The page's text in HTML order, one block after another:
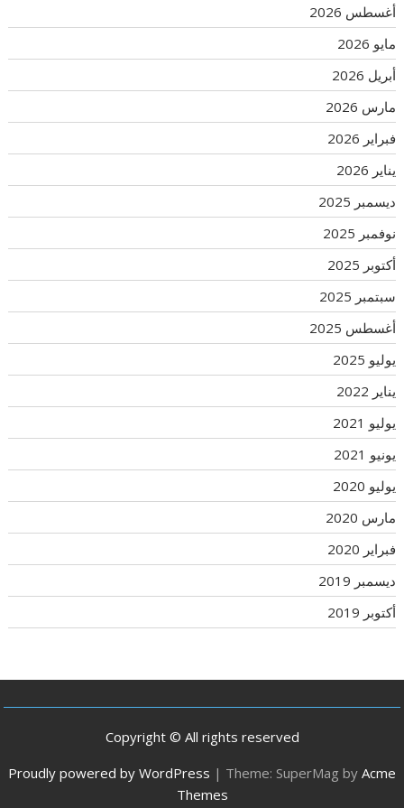
أغسطس 2026
مايو 2026
أبريل 2026
مارس 2026
فبراير 2026
يناير 2026
ديسمبر 2025
نوفمبر 2025
أكتوبر 2025
سبتمبر 2025
أغسطس 2025
يوليو 2025
يناير 2022
يوليو 2021
يونيو 2021
يوليو 2020
مارس 2020
فبراير 2020
ديسمبر 2019
أكتوبر 2019
Copyright © All rights reserved
Proudly powered by WordPress | Theme: SuperMag by Acme
Themes